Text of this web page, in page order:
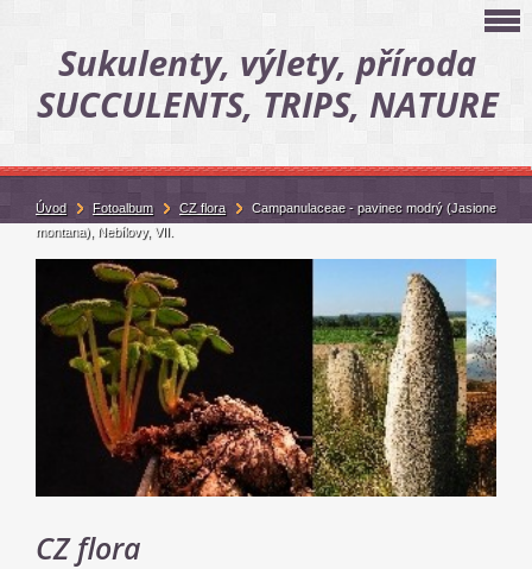
Sukulenty, výlety, příroda
SUCCULENTS, TRIPS, NATURE
CZ flora
Úvod Fotoalbum CZ flora
Campanulaceae - pavinec modrý (Jasione
montana), Nebílovy, VII.